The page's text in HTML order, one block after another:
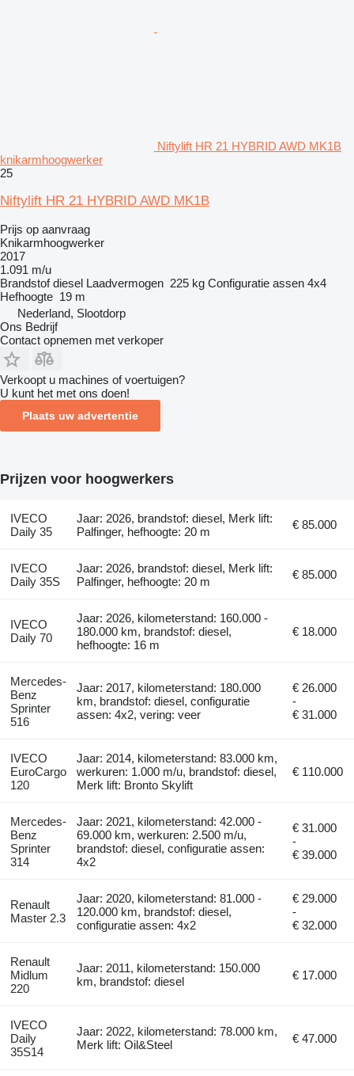
Niftylift HR 21 HYBRID AWD MK1B
knikarmhoogwerker
25
Niftylift HR 21 HYBRID AWD MK1B
Prijs op aanvraag
Knikarmhoogwerker
2017
1.091 m/u
Brandstof diesel Laadvermogen 225 kg Configuratie assen 4x4
Hefhoogte 19 m
Nederland, Slootdorp
Ons Bedrijf
Contact opnemen met verkoper
Verkoopt u machines of voertuigen?
U kunt het met ons doen!
Plaats uw advertentie
Prijzen voor hoogwerkers
IVECO
Daily 35
Jaar: 2026, brandstof: diesel, Merk lift:
Palfinger, hefhoogte: 20 m
€ 85.000
IVECO
Daily 35S
Jaar: 2026, brandstof: diesel, Merk lift:
Palfinger, hefhoogte: 20 m
€ 85.000
IVECO
Daily 70
Jaar: 2026, kilometerstand: 160.000 -
180.000 km, brandstof: diesel,
hefhoogte: 16 m
€ 18.000
Mercedes-
Benz
Sprinter
516
Jaar: 2017, kilometerstand: 180.000
km, brandstof: diesel, configuratie
assen: 4x2, vering: veer
€ 26.000
-
€ 31.000
IVECO
EuroCargo
120
Jaar: 2014, kilometerstand: 83.000 km,
werkuren: 1.000 m/u, brandstof: diesel,
Merk lift: Bronto Skylift
€ 110.000
Mercedes-
Benz
Sprinter
314
Jaar: 2021, kilometerstand: 42.000 -
69.000 km, werkuren: 2.500 m/u,
brandstof: diesel, configuratie assen:
4x2
€ 31.000
-
€ 39.000
Renault
Master 2.3
Jaar: 2020, kilometerstand: 81.000 -
120.000 km, brandstof: diesel,
configuratie assen: 4x2
€ 29.000
-
€ 32.000
Renault
Midlum
220
Jaar: 2011, kilometerstand: 150.000
km, brandstof: diesel
€ 17.000
IVECO
Daily
35S14
Jaar: 2022, kilometerstand: 78.000 km,
Merk lift: Oil&Steel
€ 47.000